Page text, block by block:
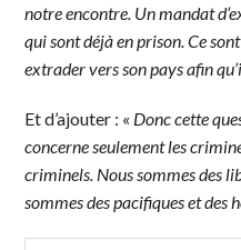
notre encontre. Un mandat
qui sont déjà en prison. Ce
extrader vers son pays afin
Et d’ajouter : « Donc cette
concerne seulement les
criminels. Nous sommes des
sommes des pacifiques et des